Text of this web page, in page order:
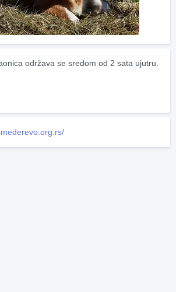
održava se sredom od 2 sata ujutru.